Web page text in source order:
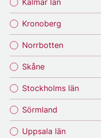
Kalmar län
Kronoberg
Norrbotten
Skåne
Stockholms län
Sörmland
Uppsala län